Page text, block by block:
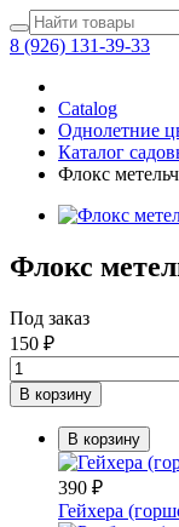
8 (926) 131-39-33
Catalog
Однолетние
Каталог
Флокс
Флокс
Под заказ
150 ₽
В корзину
В корзину
390 ₽
Гейхера